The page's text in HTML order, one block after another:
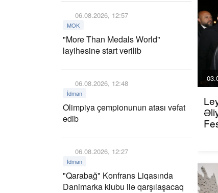
06.08.2026, 12:57
MOK
"More Than Medals World"
layihəsinə start verilib
06.08.2026, 12:48
İdman
Olimpiya çempionunun atası vəfat
edib
06.08.2026, 12:27
İdman
"Qarabağ" Konfrans Liqasında
Danimarka klubu ilə qarşılaşacaq